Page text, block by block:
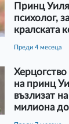
Принц
психолог,
кралската
преди 4 месеца
на принц
възлизат
милиона